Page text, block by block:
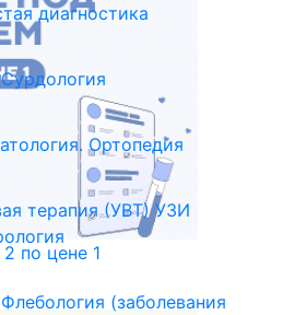
по цене 1
диагностика
Сурдология
Ортопедия
терапия (УВТ) УЗИ
Флебология (заболевания